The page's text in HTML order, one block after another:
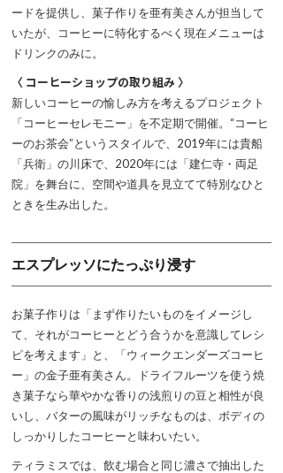
ードを提供し、菓子作りを亜有美さんが担当して
いたが、コーヒーに特化するべく現在メニューは
ドリンクのみに。
〈 コーヒーショップの取り組み 〉
新しいコーヒーの愉しみ方を考えるプロジェクト
「コーヒーセレモニー」を不定期で開催。“コーヒ
ーのお茶会”というスタイルで、2019年には貴船
「兵衛」の川床で、2020年には「建仁寺・両足
院」を舞台に、空間や道具を見立てて特別なひと
ときを生み出した。
エスプレッソにたっぷり浸す
お菓子作りは「まず作りたいものをイメージし
て、それがコーヒーとどう合うかを意識してレシ
ピを考えます」と、「ウィークエンダーズコーヒ
ー」の金子亜有美さん。ドライフルーツを使う焼
き菓子なら華やかな香りの浅煎りの豆と相性が良
いし、バターの風味がリッチなものは、ボディの
しっかりしたコーヒーと味わいたい。
ティラミスでは、飲む場合と同じ濃さで抽出した